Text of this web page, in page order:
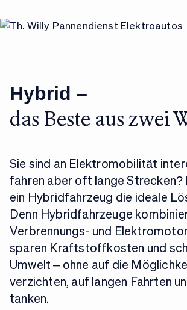
Hybrid –
das Beste aus zwei
Sie sind an Elektromobilität
fahren aber oft lange Strecken?
ein Hybridfahrzeug die ideale
Denn Hybridfahrzeuge
Verbrennungs- und
sparen Kraftstoffkosten und
Umwelt – ohne auf die
verzichten, auf langen Fahrten
tanken.